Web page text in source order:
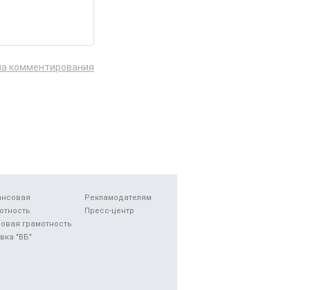
комментирования
грамотность
"ВБ"
Рекламодателям
Пресс-центр